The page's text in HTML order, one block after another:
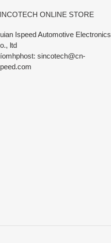
ONLINE STORE
Ispeed Automotive Electronics
ltd
sincotech@cn-